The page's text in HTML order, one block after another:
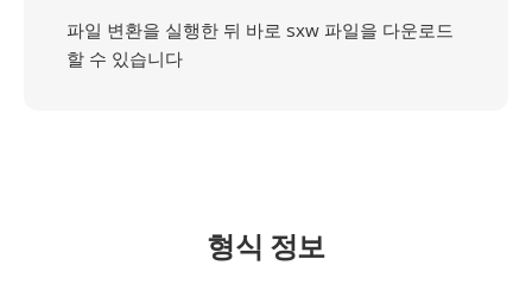
파일 변환을 실행한 뒤 바로 sxw 파일을 다운로드
할 수 있습니다
형식 정보